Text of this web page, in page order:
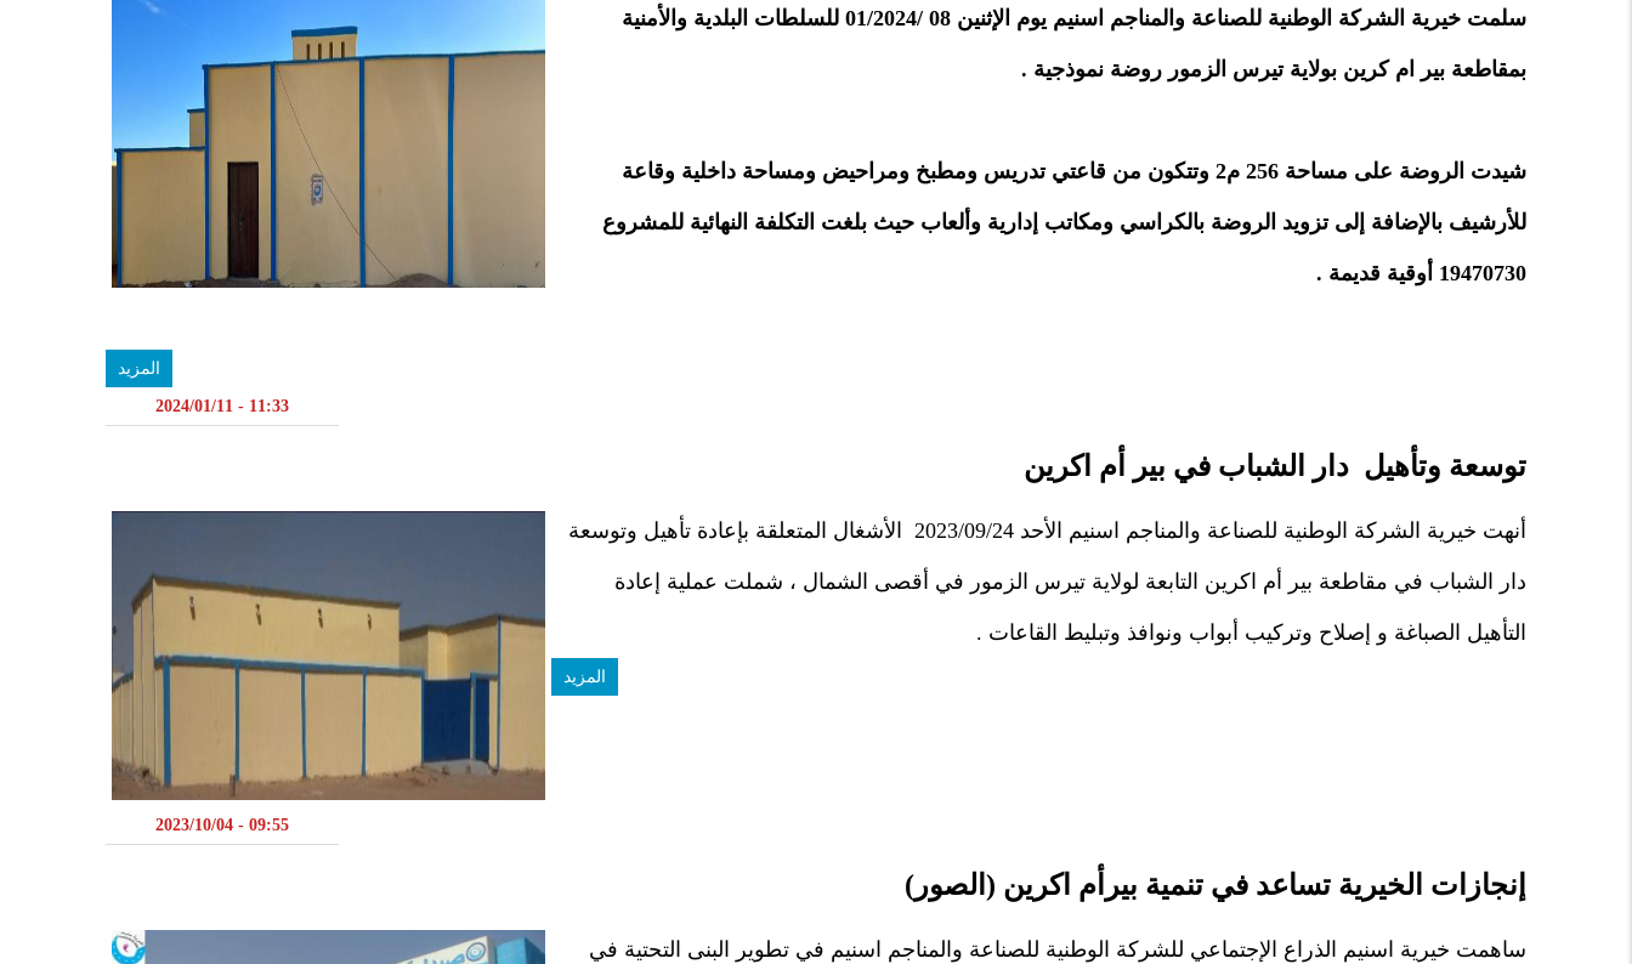
سلمت خيرية الشركة الوطنية للصناعة والمناجم اسنيم يوم الإثنين 08 /01/2024 للسلطات البلدية والأمنية
بمقاطعة بير ام كرين بولاية تيرس الزمور روضة نموذجية .
شيدت الروضة على مساحة 256 م2 وتتكون من قاعتي تدريس ومطبخ ومراحيض ومساحة داخلية وقاعة
للأرشيف بالإضافة إلى تزويد الروضة بالكراسي ومكاتب إدارية وألعاب حيث بلغت التكلفة النهائية للمشروع
19470730 أوقية قديمة .
المزيد
11:33 - 2024/01/11
توسعة وتأهيل دار الشباب في بير أم اكرين
أنهت خيرية الشركة الوطنية للصناعة والمناجم اسنيم الأحد 2023/09/24 الأشغال المتعلقة بإعادة تأهيل وتوسعة
دار الشباب في مقاطعة بير أم اكرين التابعة لولاية تيرس الزمور في أقصى الشمال ، شملت عملية إعادة
التأهيل الصباغة و إصلاح وتركيب أبواب ونوافذ وتبليط القاعات .
المزيد
09:55 - 2023/10/04
إنجازات الخيرية تساعد في تنمية بيرأم اكرين (الصور)
ساهمت خيرية اسنيم الذراع الإجتماعي للشركة الوطنية للصناعة والمناجم اسنيم في تطوير البنى التحتية في